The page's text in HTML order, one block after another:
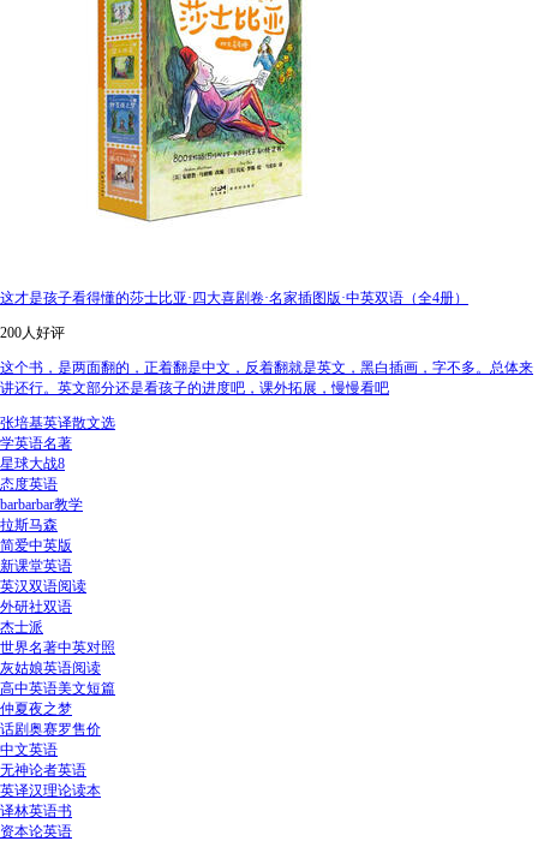
这才是孩子看得懂的莎士比亚·四大喜剧卷·名家插图版·中英双语（全4册）
200人好评
这个书，是两面翻的，正着翻是中文，反着翻就是英文，黑白插画，字不多。总体来
讲还行。英文部分还是看孩子的进度吧，课外拓展，慢慢看吧
张培基英译散文选
学英语名著
星球大战8
态度英语
barbarbar教学
拉斯马森
简爱中英版
新课堂英语
英汉双语阅读
外研社双语
杰士派
世界名著中英对照
灰姑娘英语阅读
高中英语美文短篇
仲夏夜之梦
话剧奥赛罗售价
中文英语
无神论者英语
英译汉理论读本
译林英语书
资本论英语